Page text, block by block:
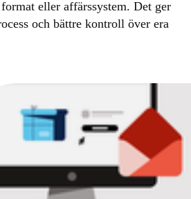
eller affärssystem. Det ger
och bättre kontroll över era